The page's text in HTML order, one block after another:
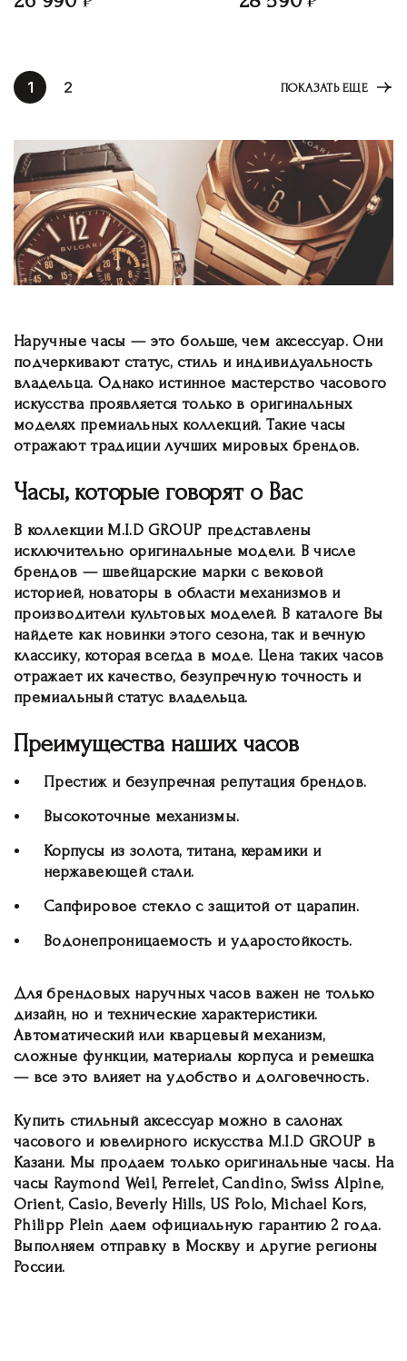
1 2 ПОКАЗАТЬ ЕЩЕ
Наручные часы — это больше, чем аксессуар. Они
подчеркивают статус, стиль и индивидуальность
владельца. Однако истинное мастерство часового
искусства проявляется только в оригинальных
моделях премиальных коллекций. Такие часы
отражают традиции лучших мировых брендов.
Часы, которые говорят о Вас
В коллекции M.I.D GROUP представлены
исключительно оригинальные модели. В числе
брендов — швейцарские марки с вековой
историей, новаторы в области механизмов и
производители культовых моделей. В каталоге Вы
найдете как новинки этого сезона, так и вечную
классику, которая всегда в моде. Цена таких часов
отражает их качество, безупречную точность и
премиальный статус владельца.
Преимущества наших часов
Престиж и безупречная репутация брендов.
Высокоточные механизмы.
Корпусы из золота, титана, керамики и
нержавеющей стали.
Сапфировое стекло с защитой от царапин.
Водонепроницаемость и ударостойкость.
Для брендовых наручных часов важен не только
дизайн, но и технические характеристики.
Автоматический или кварцевый механизм,
сложные функции, материалы корпуса и ремешка
— все это влияет на удобство и долговечность.
Купить стильный аксессуар можно в салонах
часового и ювелирного искусства M.I.D GROUP в
Казани. Мы продаем только оригинальные часы. На
часы Raymond Weil, Perrelet, Candino, Swiss Alpine,
Orient, Casio, Beverly Hills, US Polo, Michael Kors,
Philipp Plein даем официальную гарантию 2 года.
Выполняем отправку в Москву и другие регионы
России.